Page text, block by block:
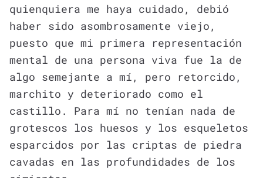
quienquiera me haya cuidado, debió
haber sido asombrosamente viejo,
puesto que mi primera representación
mental de una persona viva fue la de
algo semejante a mí, pero retorcido,
marchito y deteriorado como el
castillo. Para mí no tenían nada de
grotescos los huesos y los esqueletos
esparcidos por las criptas de piedra
cavadas en las profundidades de los